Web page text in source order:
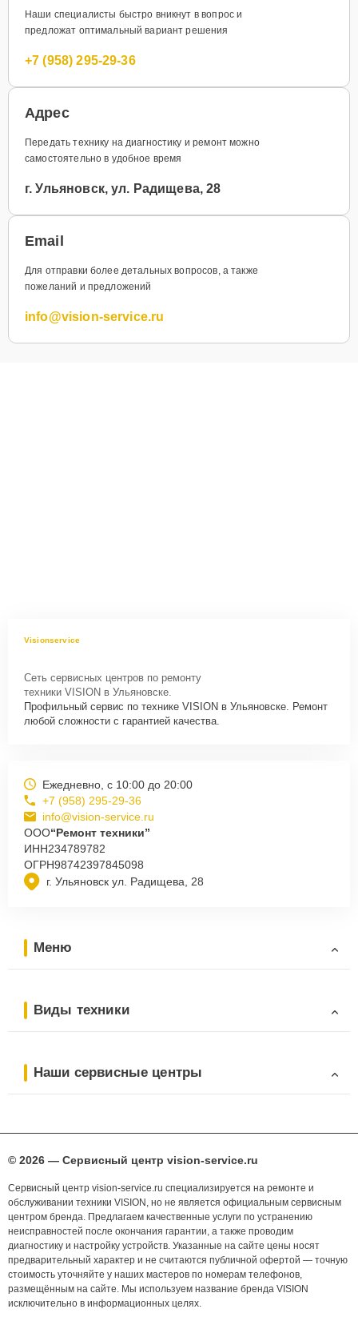
Наши специалисты быстро вникнут в вопрос и
предложат оптимальный вариант решения
+7 (958) 295-29-36
Адрес
Передать технику на диагностику и ремонт можно
самостоятельно в удобное время
г. Ульяновск, ул. Радищева, 28
Email
Для отправки более детальных вопросов, а также
пожеланий и предложений
info@vision-service.ru
Visionservice
Сеть сервисных центров по ремонту
техники VISION в Ульяновске.
Профильный сервис по технике VISION в Ульяновске. Ремонт
любой сложности с гарантией качества.
г. Ульяновск ул. Радищева, 28
Ежедневно, с 10:00 до 20:00
+7 (958) 295-29-36
info@vision-service.ru
ООО“Ремонт техники”
ИНН234789782
ОГРН98742397845098
Меню
Виды техники
Наши сервисные центры
© 2026 — Сервисный центр vision-service.ru
Сервисный центр vision-service.ru специализируется на ремонте и
обслуживании техники VISION, но не является официальным сервисным
центром бренда. Предлагаем качественные услуги по устранению
неисправностей после окончания гарантии, а также проводим
диагностику и настройку устройств. Указанные на сайте цены носят
предварительный характер и не считаются публичной офертой — точную
стоимость уточняйте у наших мастеров по номерам телефонов,
размещённым на сайте. Мы используем название бренда VISION
исключительно в информационных целях.